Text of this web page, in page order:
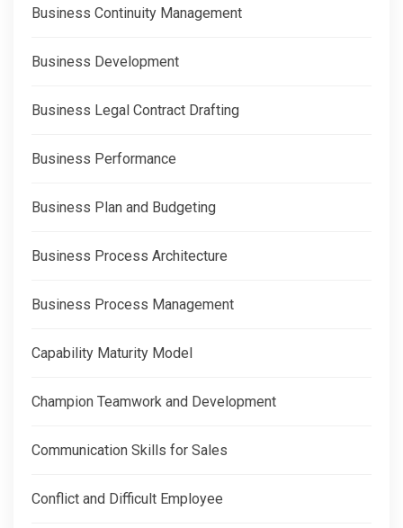
Business Continuity Management
Business Development
Business Legal Contract Drafting
Business Performance
Business Plan and Budgeting
Business Process Architecture
Business Process Management
Capability Maturity Model
Champion Teamwork and Development
Communication Skills for Sales
Conflict and Difficult Employee